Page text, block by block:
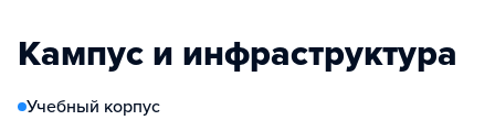
Кампус и инфраструктура
Учебный корпус